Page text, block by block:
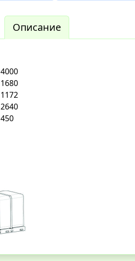
Описание
4000
1680
1172
2640
450